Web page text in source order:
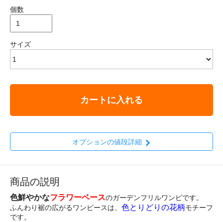
個数
サイズ
カートに入れる
オプションの値段詳細
商品の説明
色鮮やかなフラワーベースのガーデンフリルワンピです。
ふんわり裾の広がるワンピースは、 色とりどりの花柄モチーフ
です。